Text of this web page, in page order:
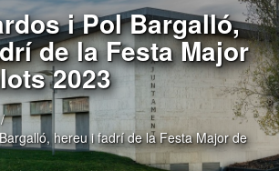
i Pol Bargalló,
de la Festa Major
2023
hereu i fadrí de la Festa Major de